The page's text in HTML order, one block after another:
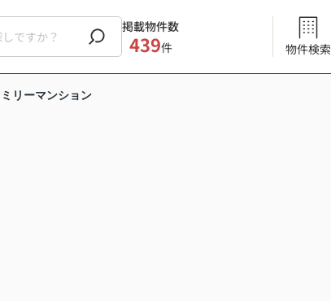
掲載物件数
439件 物件検索
リーマンション